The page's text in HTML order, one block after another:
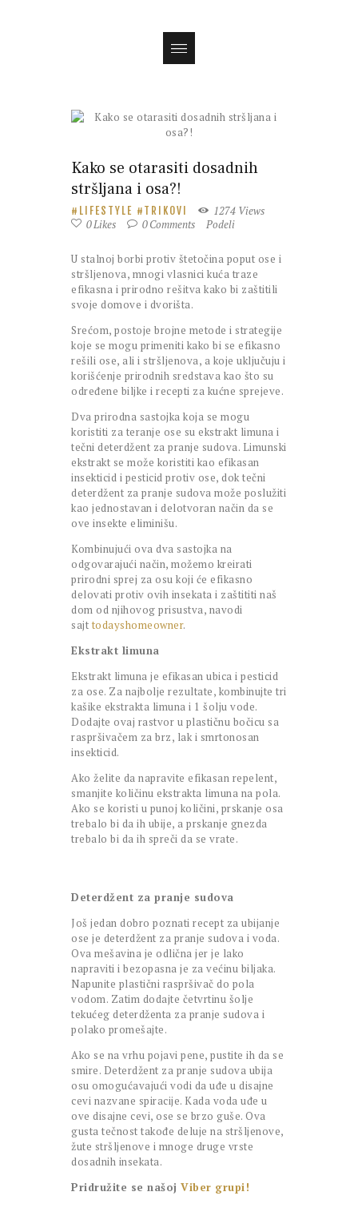
Kako se otarasiti dosadnih
stršljana i osa?!
LIFESTYLE TRIKOVI 1274 Views
0Likes 0Comments Podeli
U stalnoj borbi protiv štetočina poput ose i
stršljenova, mnogi vlasnici kuća traze
efikasna i prirodno rešitva kako bi zaštitili
svoje domove i dvorišta.
Srećom, postoje brojne metode i strategije
koje se mogu primeniti kako bi se efikasno
rešili ose, ali i stršljenova, a koje uključuju i
korišćenje prirodnih sredstava kao što su
određene biljke i recepti za kućne sprejeve.
Dva prirodna sastojka koja se mogu
koristiti za teranje ose su ekstrakt limuna i
tečni deterdžent za pranje sudova. Limunski
ekstrakt se može koristiti kao efikasan
insekticid i pesticid protiv ose, dok tečni
deterdžent za pranje sudova može poslužiti
kao jednostavan i delotvoran način da se
ove insekte eliminišu.
Kombinujući ova dva sastojka na
odgovarajući način, možemo kreirati
prirodni sprej za osu koji će efikasno
delovati protiv ovih insekata i zaštititi naš
dom od njihovog prisustva, navodi
sajt todayshomeowner.
Ekstrakt limuna
Ekstrakt limuna je efikasan ubica i pesticid
za ose. Za najbolje rezultate, kombinujte tri
kašike ekstrakta limuna i 1 šolju vode.
Dodajte ovaj rastvor u plastičnu bočicu sa
raspršivačem za brz, lak i smrtonosan
insekticid.
Ako želite da napravite efikasan repelent,
smanjite količinu ekstrakta limuna na pola.
Ako se koristi u punoj količini, prskanje osa
trebalo bi da ih ubije, a prskanje gnezda
trebalo bi da ih spreči da se vrate.
Deterdžent za pranje sudova
Još jedan dobro poznati recept za ubijanje
ose je deterdžent za pranje sudova i voda.
Ova mešavina je odlična jer je lako
napraviti i bezopasna je za većinu biljaka.
Napunite plastični raspršivač do pola
vodom. Zatim dodajte četvrtinu šolje
tekućeg deterdženta za pranje sudova i
polako promešajte.
Ako se na vrhu pojavi pene, pustite ih da se
smire. Deterdžent za pranje sudova ubija
osu omogućavajući vodi da uđe u disajne
cevi nazvane spiracije. Kada voda uđe u
ove disajne cevi, ose se brzo guše. Ova
gusta tečnost takođe deluje na stršljenove,
žute stršljenove i mnoge druge vrste
dosadnih insekata.
Pridružite se našoj Viber grupi!